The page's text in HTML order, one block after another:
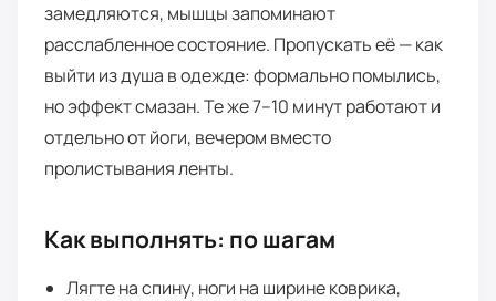
замедляются, мышцы запоминают
расслабленное состояние. Пропускать её — как
выйти из душа в одежде: формально помылись,
но эффект смазан. Те же 7–10 минут работают и
отдельно от йоги, вечером вместо
пролистывания ленты.
Как выполнять: по шагам
Лягте на спину, ноги на ширине коврика,